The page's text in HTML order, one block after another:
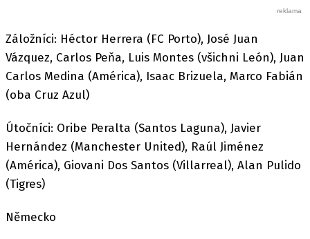
Záložníci: Héctor Herrera (FC Porto), José Juan
Vázquez, Carlos Peňa, Luis Montes (všichni León), Juan
Carlos Medina (América), Isaac Brizuela, Marco Fabián
(oba Cruz Azul)
Útočníci: Oribe Peralta (Santos Laguna), Javier
Hernández (Manchester United), Raúl Jiménez
(América), Giovani Dos Santos (Villarreal), Alan Pulido
(Tigres)
Německo